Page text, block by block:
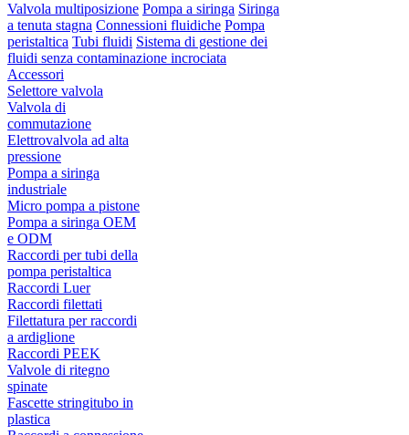
Valvola multiposizione Pompa a siringa Siringa
a tenuta stagna Connessioni fluidiche Pompa
peristaltica Tubi fluidi Sistema di gestione dei
fluidi senza contaminazione incrociata
Accessori
Selettore valvola
Valvola di
commutazione
Elettrovalvola ad alta
pressione
Pompa a siringa
industriale
Micro pompa a pistone
Pompa a siringa OEM
e ODM
Raccordi per tubi della
pompa peristaltica
Raccordi Luer
Raccordi filettati
Filettatura per raccordi
a ardiglione
Raccordi PEEK
Valvole di ritegno
spinate
Fascette stringitubo in
plastica